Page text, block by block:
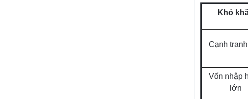
Khó
Cạnh
Vốn nhập
lớn